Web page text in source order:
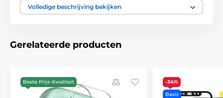
Volledige beschrijving bekijken
Gerelateerde producten
Beste Prijs-Kwaliteit
-34%
Basis